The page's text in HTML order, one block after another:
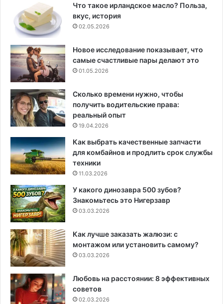
Что такое ирландское масло? Польза,
вкус, история
02.05.2026
Новое исследование показывает, что
самые счастливые пары делают это
01.05.2026
Сколько времени нужно, чтобы
получить водительские права:
реальный опыт
19.04.2026
Как выбрать качественные запчасти
для комбайнов и продлить срок службы
техники
11.03.2026
У какого динозавра 500 зубов?
Знакомьтесь это Нигерзавр
03.03.2026
Как лучше заказать жалюзи: с
монтажом или установить самому?
03.03.2026
Любовь на расстоянии: 8 эффективных
советов
02.03.2026